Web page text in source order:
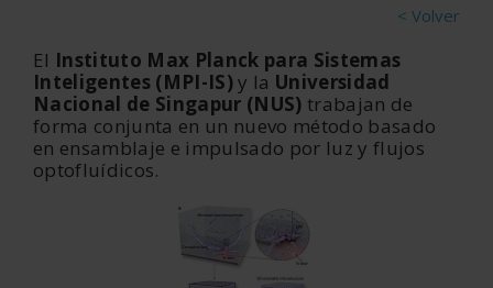
< Volver
El Instituto Max Planck para Sistemas
Inteligentes (MPI-IS)y la Universidad
Nacional de Singapur (NUS) trabajan de
forma conjunta en un nuevo método basado
en ensamblaje e impulsado por luz y flujos
optofluídicos.